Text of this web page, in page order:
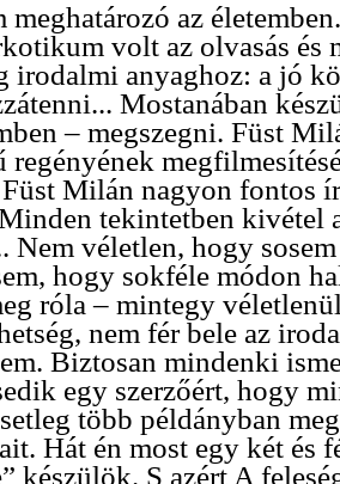
az
volt az olvasás és
irodalmi anyaghoz: a jó
Mostanában
– megszegni. Füst
regényének
Milán nagyon fontos
tekintetben kivétel
Nem véletlen, hogy
hogy sokféle módon
róla – mintegy
nem fér bele az
Biztosan mindenki
egy szerzőért, hogy
több példányban
Hát én most egy két és
készülök. S azért A